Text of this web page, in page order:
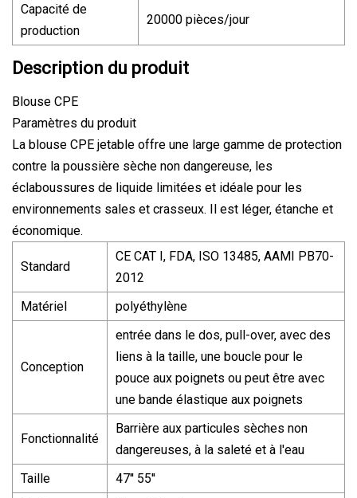
Capacité de
production
20000 pièces/jour
Description du produit
Blouse CPE
Paramètres du produit
La blouse CPE jetable offre une large gamme de protection
contre la poussière sèche non dangereuse, les
éclaboussures de liquide limitées et idéale pour les
environnements sales et crasseux. Il est léger, étanche et
économique.
Standard
CE CAT I, FDA, ISO 13485, AAMI PB70-
2012
Matériel
polyéthylène
Conception
entrée dans le dos, pull-over, avec des
liens à la taille, une boucle pour le
pouce aux poignets ou peut être avec
une bande élastique aux poignets
Fonctionnalité
Barrière aux particules sèches non
dangereuses, à la saleté et à l'eau
Taille
47'' 55''